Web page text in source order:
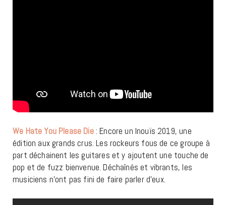
We Hate You Please Die : Encore un Inouïs 2019, une
édition aux grands crus. Les rockeurs fous de ce groupe à
part déchainent les guitares et y ajoutent une touche de
pop et de fuzz bienvenue. Déchaînés et vibrants, les
musiciens n’ont pas fini de faire parler d’eux.